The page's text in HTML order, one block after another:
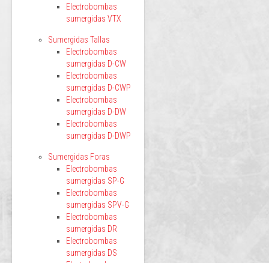
Electrobombas
sumergidas VTX
Sumergidas Tallas
Electrobombas
sumergidas D-CW
Electrobombas
sumergidas D-CWP
Electrobombas
sumergidas D-DW
Electrobombas
sumergidas D-DWP
Sumergidas Foras
Electrobombas
sumergidas SP-G
Electrobombas
sumergidas SPV-G
Electrobombas
sumergidas DR
Electrobombas
sumergidas DS